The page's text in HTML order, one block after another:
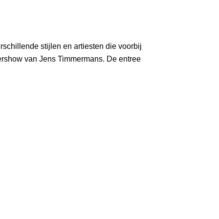
stijlen en artiesten die voorbij
van Jens Timmermans. De entree